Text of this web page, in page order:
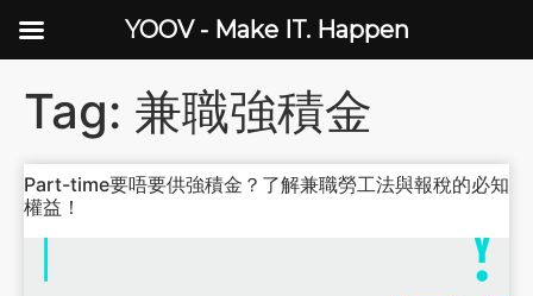
Tag: 兼職強積金
Part-time要唔要供強積金？了解兼職勞工法與報稅的必知
權益！
YOOV - Make IT. Happen